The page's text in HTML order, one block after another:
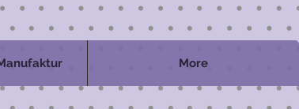
More